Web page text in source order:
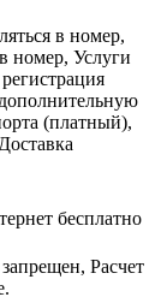
в номер,
номер, Услуги
дополнительную
(платный),
бесплатно
Расчет